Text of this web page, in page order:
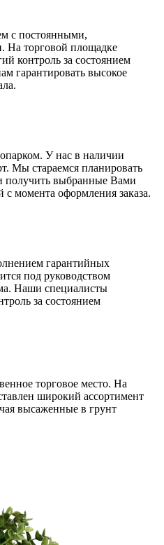
с постоянными,
На торговой площадке
контроль за состоянием
гарантировать высокое
У нас в наличии
Мы стараемся планировать
получить выбранные Вами
с момента оформления заказа.
гарантийных
под руководством
Наши специалисты
за состоянием
торговое место. На
широкий ассортимент
высаженные в грунт